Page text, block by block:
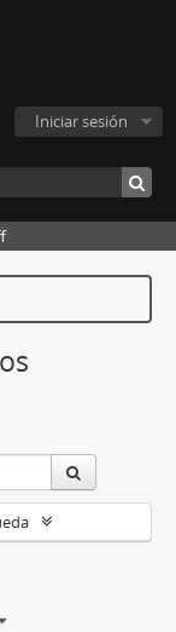
Iniciar sesión